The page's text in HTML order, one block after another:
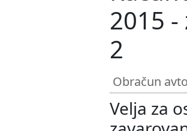
2015 -
2
Obračun
Velja za